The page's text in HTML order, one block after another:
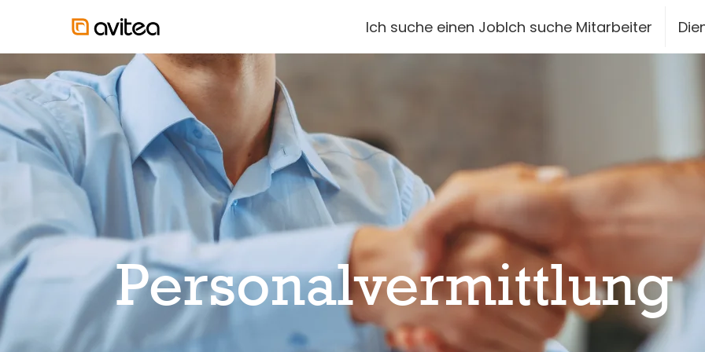
Ich suche einen JobIch suche Mitarbeiter
Personalvermittlung